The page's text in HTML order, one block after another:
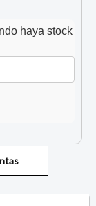
haya stock